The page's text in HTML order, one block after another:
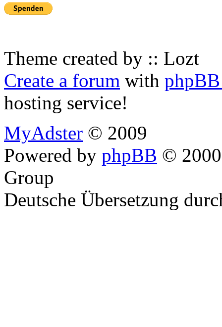
Theme created by :: Lozt
Create a forum with
hosting service!
MyAdster © 2009
Powered by phpBB ©
Group
Deutsche Übersetzung